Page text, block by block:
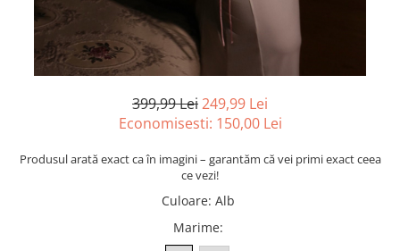
399,99 Lei249,99 Lei
Economisesti: 150,00 Lei
Produsul arată exact ca în imagini – garantăm că vei primi exact ceea
ce vezi!
Culoare: Alb
Marime: